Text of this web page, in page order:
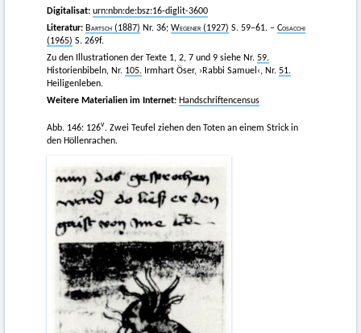
Digitalisat: urn:nbn:de:bsz:16-diglit-3600
Literatur: Bartsch (1887) Nr. 36; Wegener (1927) S. 59–61. – Cosacchi
(1965) S. 269f.
Zu den Illustrationen der Texte 1, 2, 7 und 9 siehe Nr. 59.
Historienbibeln, Nr. 105. Irmhart Öser, ›Rabbi Samuel‹, Nr. 51.
Heiligenleben.
Weitere Materialien im Internet: Handschriftencensus
Abb. 146: 126v. Zwei Teufel ziehen den Toten an einem Strick in
den Höllenrachen.